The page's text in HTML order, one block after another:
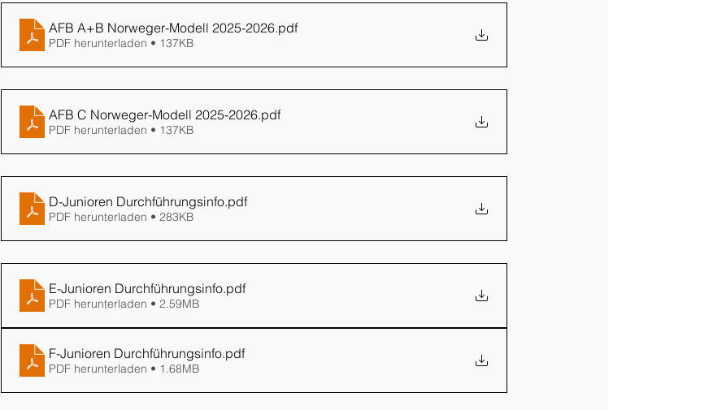
AFB A+B Norweger-Modell 2025-2026.pdf
PDF herunterladen • 137KB
AFB C Norweger-Modell 2025-2026.pdf
PDF herunterladen • 137KB
D-Junioren Durchführungsinfo.pdf
PDF herunterladen • 283KB
E-Junioren Durchführungsinfo.pdf
PDF herunterladen • 2.59MB
F-Junioren Durchführungsinfo.pdf
PDF herunterladen • 1.68MB